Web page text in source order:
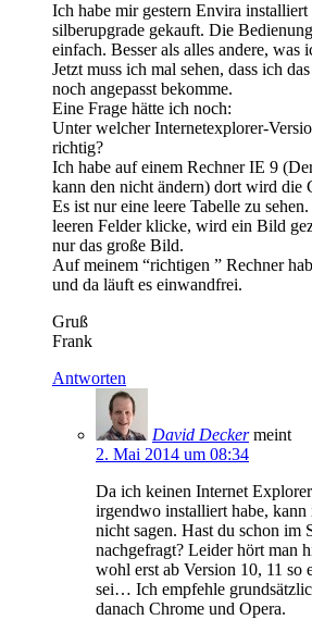
Ich habe mir gestern Envira
silberupgrade gekauft. Die
einfach. Besser als alles andere, was
Jetzt muss ich mal sehen, dass ich
noch angepasst bekomme.
Eine Frage hätte ich noch:
Unter welcher Internetexplorer-
richtig?
Ich habe auf einem Rechner IE 9
kann den nicht ändern) dort wird die
Es ist nur eine leere Tabelle zu
leeren Felder klicke, wird ein Bild
nur das große Bild.
Auf meinem “richtigen ” Rechner
und da läuft es einwandfrei.
Gruß
Frank
Antworten
David Decker meint
2. Mai 2014 um 08:34
Da ich keinen Internet
irgendwo installiert habe, kann
nicht sagen. Hast du schon im
nachgefragt? Leider hört man
wohl erst ab Version 10, 11 so
sei… Ich empfehle
danach Chrome und Opera.